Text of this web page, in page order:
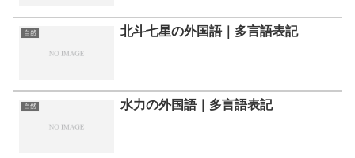
自然 北斗七星の外国語｜多言語表記
自然 水力の外国語｜多言語表記